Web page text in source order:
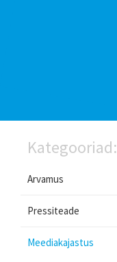
Kategooriad:
Arvamus
Pressiteade
Meediakajastus